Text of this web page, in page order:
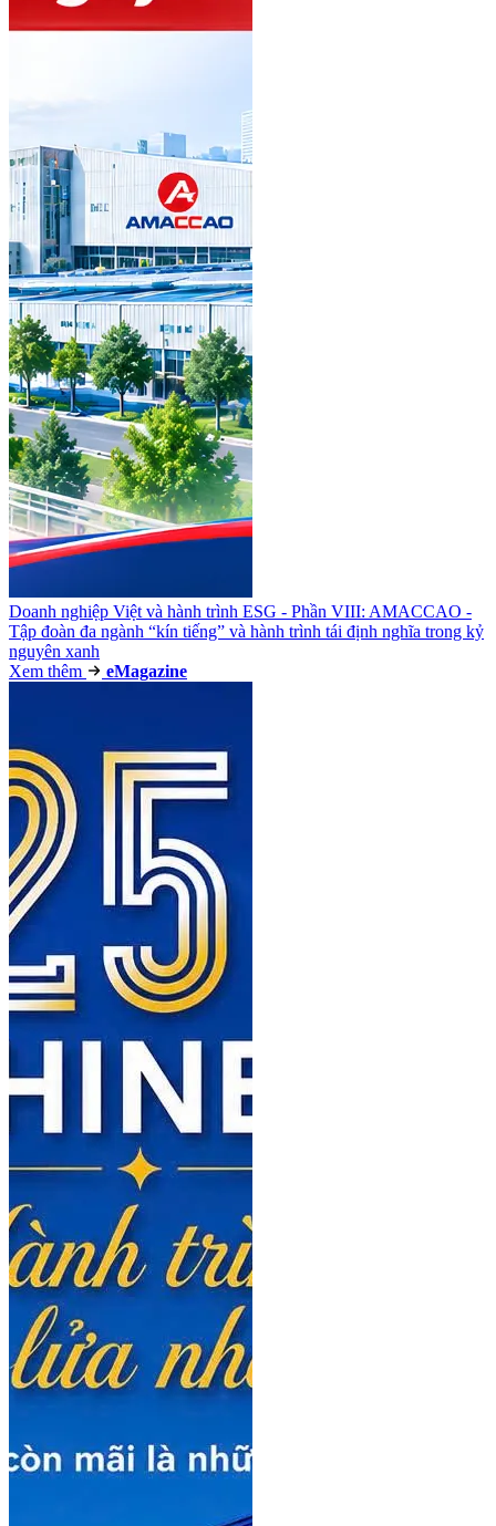
Doanh nghiệp Việt và hành trình ESG - Phần VIII: AMACCAO -
Tập đoàn đa ngành “kín tiếng” và hành trình tái định nghĩa trong kỷ
nguyên xanh
Xem thêm
eMagazine